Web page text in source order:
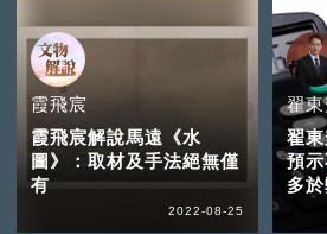
霞飛宸
霞飛宸解說馬遠《水
圖》：取材及手法絕無僅
有
2022-08-25
翟
翟
預
多